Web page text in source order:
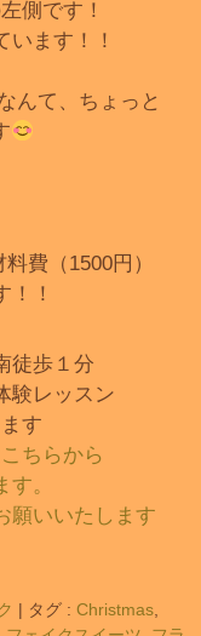
側です！
います！！
んて、ちょっと
費（1500円）
！！
徒歩１分
験レッスン
す
ちらから
。
願いいたします
| タグ : Christmas,